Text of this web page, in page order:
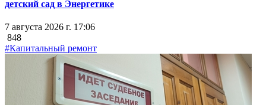
детский сад в Энергетике
7 августа 2026 г. 17:06
848
#Капитальный ремонт